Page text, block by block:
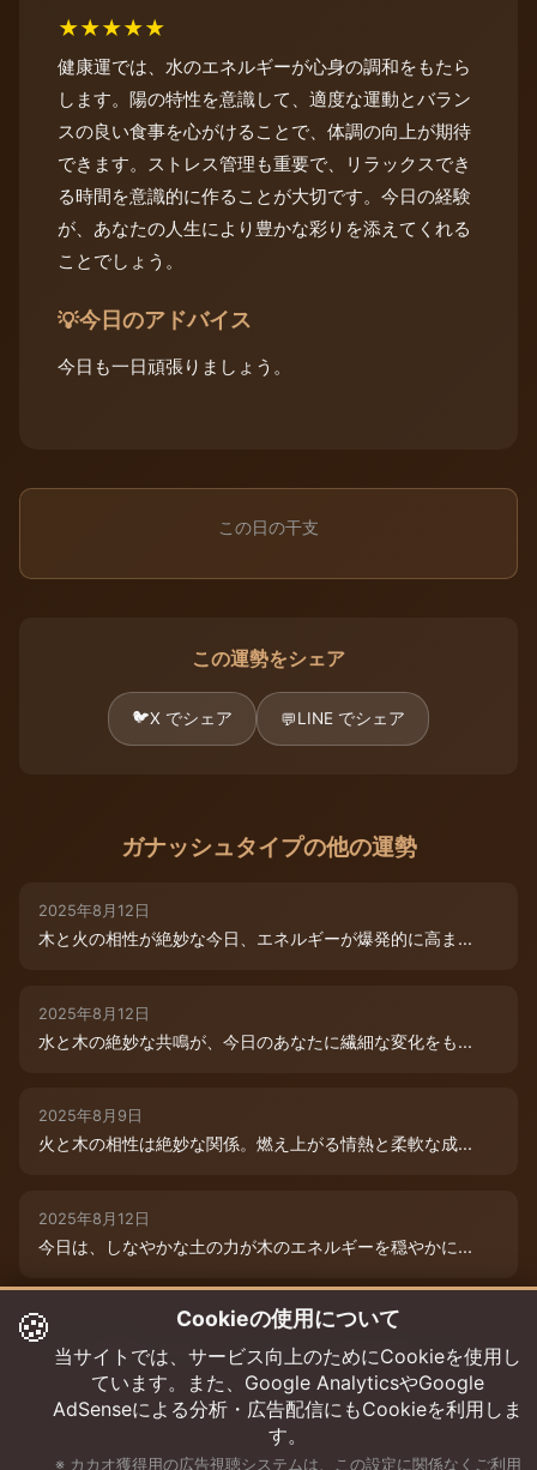
★★★★★
健康運では、水のエネルギーが心身の調和をもたら
します。陽の特性を意識して、適度な運動とバラン
スの良い食事を心がけることで、体調の向上が期待
できます。ストレス管理も重要で、リラックスでき
る時間を意識的に作ることが大切です。今日の経験
が、あなたの人生により豊かな彩りを添えてくれる
ことでしょう。
💡今日のアドバイス
今日も一日頑張りましょう。
この日の干支
この運勢をシェア
🐦X でシェア 💬LINE でシェア
ガナッシュタイプの他の運勢
2025年8月12日
木と火の相性が絶妙な今日、エネルギーが爆発的に高ま...
2025年8月12日
水と木の絶妙な共鳴が、今日のあなたに繊細な変化をも...
2025年8月9日
火と木の相性は絶妙な関係。燃え上がる情熱と柔軟な成...
2025年8月12日
今日は、しなやかな土の力が木のエネルギーを穏やかに...
2025年8月9日
水と木の絶妙な共演が、今日のあなたを特別な輝きで包...
🍪 Cookieの使用について
当サイトでは、サービス向上のためにCookieを使用し
ています。また、Google AnalyticsやGoogle
AdSenseによる分析・広告配信にもCookieを利用しま
す。
※ カカオ獲得用の広告視聴システムは、この設定に関係なくご利用